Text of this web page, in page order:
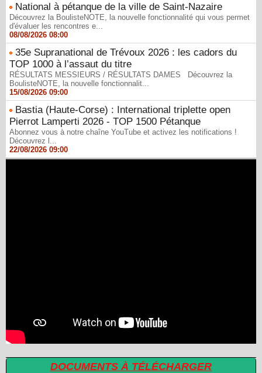
DOCUMENTS À TÉLÉCHARGER
National à pétanque de la ville de Saint-Nazaire
Découvrez la BoulisteNOTE, la nouvelle fonctionnalité qui vous permet
d'évaluer les rencontres e...
08/08/2026 08:00
35e Supranational de Trévoux 2026 : les cadors du
TOP 1000 à l’assaut du titre
RÉSULTATS MESSIEURS / RÉSULTATS DAMES Découvrez la
BoulisteNOTE, la nouvelle fonctionnalit...
15/08/2026 09:00
Bastia (Haute-Corse) : International triplette open
Pierrot Lamperti 2026 - TOP 1500 Pétanque
Abonnez vous à notre chaîne YouTube et activez les notifications !
Découvrez l...
22/08/2026 09:00